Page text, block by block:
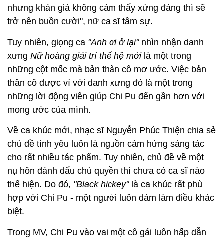
nhưng khán giả không cảm thấy xứng đáng thì sẽ
trở nên buồn cười", nữ ca sĩ tâm sự.
Tuy nhiên, giọng ca "Anh ơi ở lại"nhìn nhận danh
xưng Nữ hoàng giải trí thế hệ mớilà một trong
những cột mốc mà bản thân cô mơ ước. Việc bản
thân cô được ví với danh xưng đó là một trong
những lời động viên giúp Chi Pu đến gần hơn với
mong ước của mình.
Về ca khúc mới, nhạc sĩ Nguyễn Phúc Thiện chia sẻ
chủ đề tình yêu luôn là nguồn cảm hứng sáng tác
cho rất nhiều tác phẩm. Tuy nhiên, chủ đề về một
nụ hôn đánh dấu chủ quyền thì chưa có ca sĩ nào
thể hiện. Do đó, "Black hickey"là ca khúc rất phù
hợp với Chi Pu - một người luôn dám làm điều khác
biệt.
Trong MV, Chi Pu vào vai một cô gái luôn hấp dẫn